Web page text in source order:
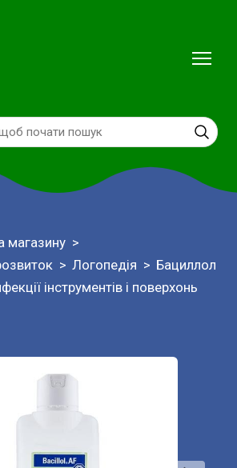
магазину
Логопедія
Бациллол
інструментів і поверхонь